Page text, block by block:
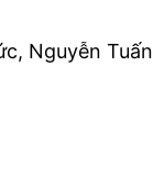
Nguyễn Tuấn